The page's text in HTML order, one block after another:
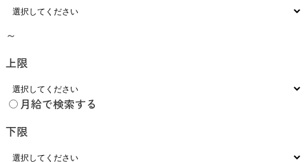
～
上限
月給で検索する
下限